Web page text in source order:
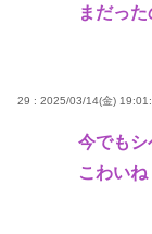
まだっ
29 : 2025/03/14(金)
今でもシ
こわいね